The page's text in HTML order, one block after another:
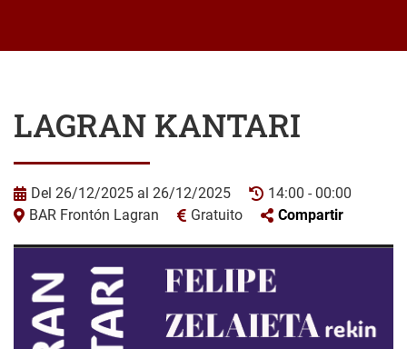
LAGRAN KANTARI
Del 26/12/2025 al 26/12/2025
14:00 - 00:00
BAR Frontón Lagran
Gratuito Compartir